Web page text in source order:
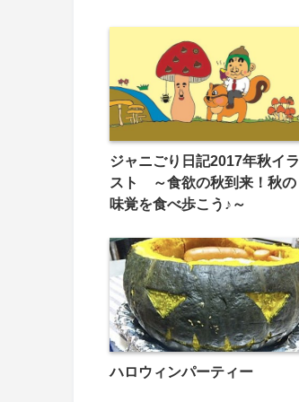
ジャニごり日記2017年秋イラ
スト ～食欲の秋到来！秋の
味覚を食べ歩こう♪～
ハロウィンパーティー